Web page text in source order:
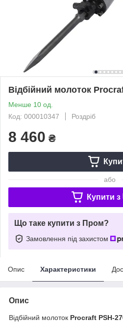
Відбійний молоток
Менше 10 од.
Код: 000010347
Роздріб
8 460 ₴
або
Купити з
Що таке купити з Пром?
Замовлення під захистом
Опис Характеристики
Опис
Відбійний молоток Procraft PSH-